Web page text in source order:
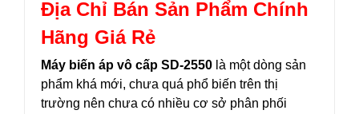
Địa Chỉ Bán Sản Phẩm Chính
Hãng Giá Rẻ
Máy biến áp vô cấp SD-2550 là một dòng sản
phẩm khá mới, chưa quá phổ biến trên thị
trường nên chưa có nhiều cơ sở phân phối